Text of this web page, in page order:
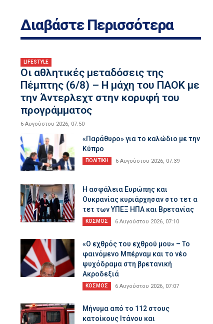
Διαβάστε Περισσότερα
LIFESTYLE
Οι αθλητικές μεταδόσεις της
Πέμπτης (6/8) – Η μάχη του ΠΑΟΚ με
την Άντερλεχτ στην κορυφή του
προγράμματος
6 Αυγούστου 2026, 07:50
«Παράθυρο» για το καλώδιο με την
Κύπρο
ΠΟΛΙΤΙΚΗ 6 Αυγούστου 2026, 07:39
Η ασφάλεια Ευρώπης και
Ουκρανίας κυριάρχησαν στο τετ α
τετ των ΥΠΕΞ ΗΠΑ και Βρετανίας
ΚΟΣΜΟΣ 6 Αυγούστου 2026, 07:10
«Ο εχθρός του εχθρού μου» – Το
φαινόμενο Μπέρναμ και το νέο
ψυχόδραμα στη βρετανική
Ακροδεξιά
ΚΟΣΜΟΣ 6 Αυγούστου 2026, 07:07
Μήνυμα από το 112 στους
κατοίκους Ιτάνου και